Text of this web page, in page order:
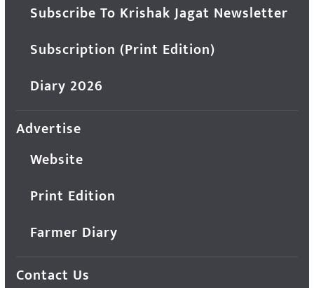
Subscribe To Krishak Jagat Newsletter
Subscription (Print Edition)
Diary 2026
Advertise
Website
Print Edition
Farmer Diary
Contact Us